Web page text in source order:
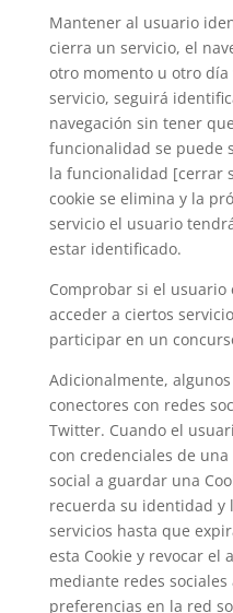
Mantener al usuario
cierra un servicio, el
otro momento u otro
servicio, seguirá
navegación sin tener
funcionalidad se puede
la funcionalidad [cerrar
cookie se elimina y la
servicio el usuario
estar identificado.
Comprobar si el
acceder a ciertos
participar en un
Adicionalmente,
conectores con redes
Twitter. Cuando el
con credenciales de
social a guardar una
recuerda su identidad y
servicios hasta que
esta Cookie y revocar el
mediante redes
preferencias en la red